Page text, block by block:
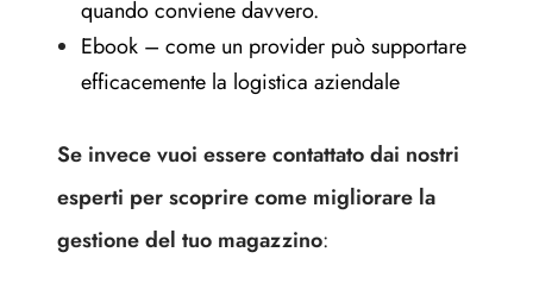
quando conviene davvero.
Ebook – come un provider può supportare
efficacemente la logistica aziendale
Se invece vuoi essere contattato dai nostri
esperti per scoprire come migliorare la
gestione del tuo magazzino: